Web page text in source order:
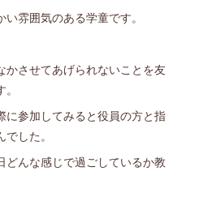
雰囲気のある学童です。
かさせてあげられないことを友
に参加してみると役員の方と指
した。
んな感じで過ごしているか教